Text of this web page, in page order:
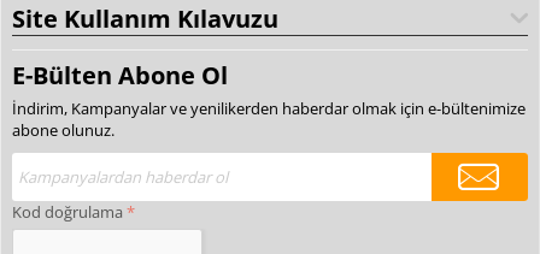
Site Kullanım Kılavuzu
E-Bülten Abone Ol
İndirim, Kampanyalar ve yenilikerden haberdar olmak için e-bültenimize
abone olunuz.
Kod doğrulama